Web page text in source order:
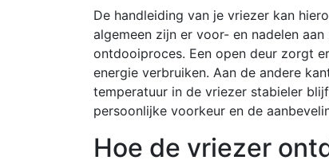
De handleiding van je vriezer kan
algemeen zijn er voor- en nadelen
ontdooiproces. Een open deur zorgt
energie verbruiken. Aan de andere
temperatuur in de vriezer stabieler
persoonlijke voorkeur en de
Hoe de vriezer